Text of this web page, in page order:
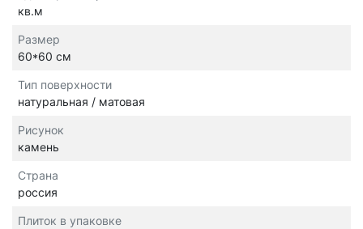
кв.м
Размер
60*60 см
Тип поверхности
натуральная / матовая
Рисунок
камень
Страна
россия
Плиток в упаковке